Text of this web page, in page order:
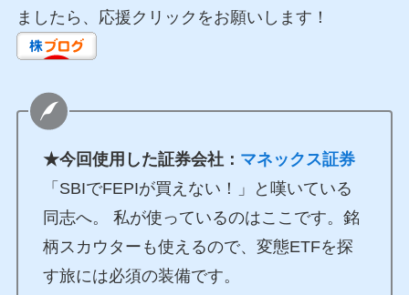
ましたら、応援クリックをお願いします！
★今回使用した証券会社： マネックス証券
「SBIでFEPIが買えない！」と嘆いている
同志へ。 私が使っているのはここです。銘
柄スカウターも使えるので、変態ETFを探
す旅には必須の装備です。